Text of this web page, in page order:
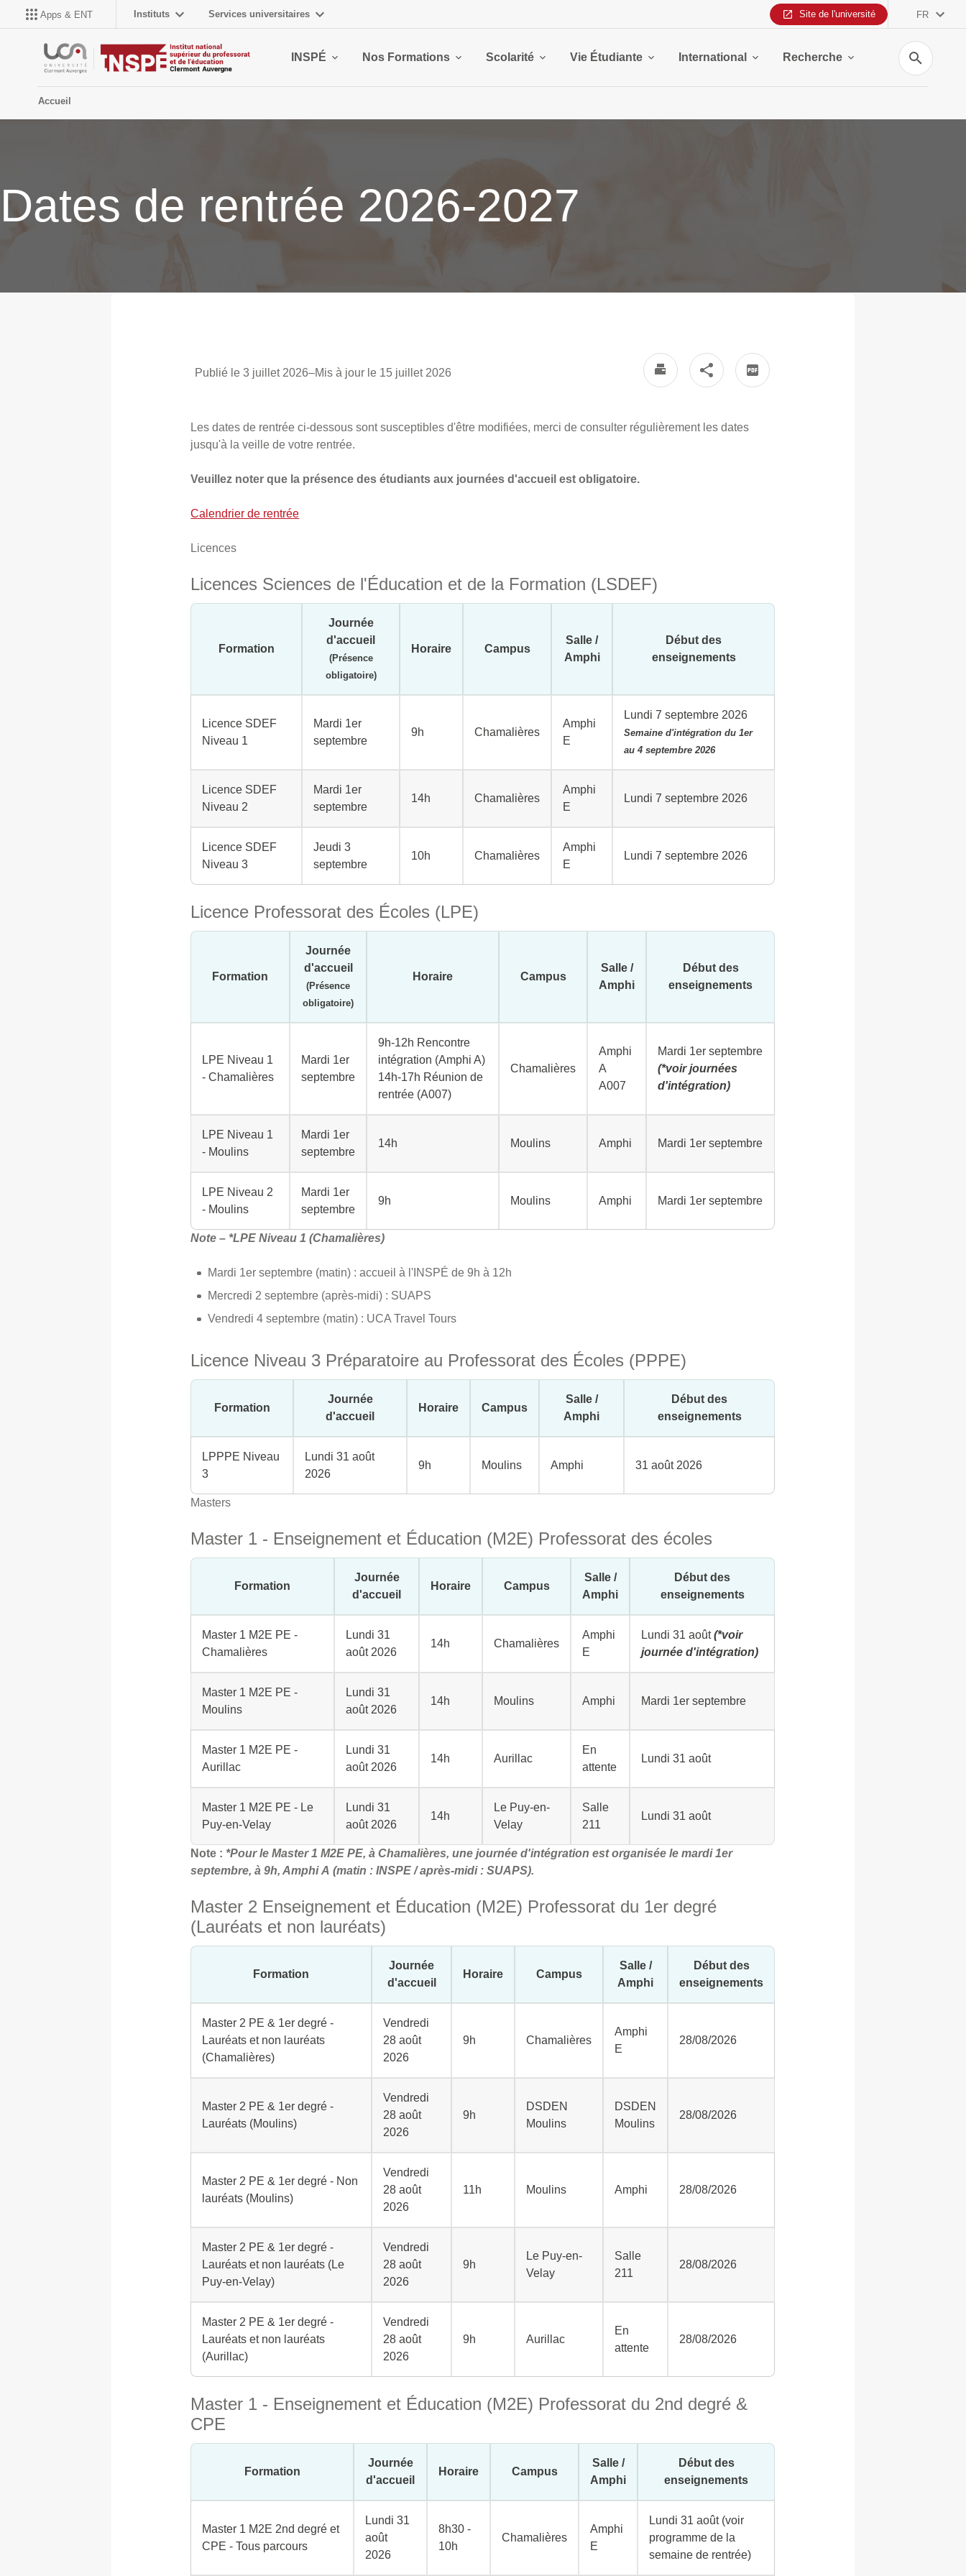
Apps & ENT Instituts Services universitaires Site de l'université FR
INSPÉ Nos Formations Scolarité Vie Étudiante International Recherche
Recherche
Accueil
Dates de rentrée 2026-2027
Publié le 3 juillet 2026–Mis à jour le 15 juillet 2026
Les dates de rentrée ci-dessous sont susceptibles d'être modifiées, merci de consulter régulièrement les dates
jusqu'à la veille de votre rentrée.
Veuillez noter que la présence des étudiants aux journées d'accueil est obligatoire.
Calendrier de rentrée
Licences
Licences Sciences de l'Éducation et de la Formation (LSDEF)
Formation
Journée
d'accueil
(Présence
obligatoire)
Horaire Campus
Salle /
Amphi
Début des
enseignements
Licence SDEF
Niveau 1
Mardi 1er
septembre
9h Chamalières
Amphi
E
Lundi 7 septembre 2026
Semaine d'intégration du 1er
au 4 septembre 2026
Licence SDEF
Niveau 2
Mardi 1er
septembre
14h Chamalières
Amphi
E
Lundi 7 septembre 2026
Licence SDEF
Niveau 3
Jeudi 3
septembre
10h Chamalières
Amphi
E
Lundi 7 septembre 2026
Licence Professorat des Écoles (LPE)
Formation
Journée
d'accueil
(Présence
obligatoire)
Horaire Campus
Salle /
Amphi
Début des
enseignements
LPE Niveau 1
- Chamalières
Mardi 1er
septembre
9h-12h Rencontre
intégration (Amphi A)
14h-17h Réunion de
rentrée (A007)
Chamalières
Amphi
A
A007
Mardi 1er septembre
(*voir journées
d'intégration)
LPE Niveau 1
- Moulins
Mardi 1er
septembre
14h Moulins Amphi Mardi 1er septembre
LPE Niveau 2
- Moulins
Mardi 1er
septembre
9h Moulins Amphi Mardi 1er septembre
Note – *LPE Niveau 1 (Chamalières)
Mardi 1er septembre (matin) : accueil à l'INSPÉ de 9h à 12h
Mercredi 2 septembre (après-midi) : SUAPS
Vendredi 4 septembre (matin) : UCA Travel Tours
Licence Niveau 3 Préparatoire au Professorat des Écoles (PPPE)
Formation
Journée
d'accueil
Horaire Campus
Salle /
Amphi
Début des
enseignements
LPPPE Niveau
3
Lundi 31 août
2026
9h Moulins Amphi 31 août 2026
Masters
Master 1 - Enseignement et Éducation (M2E) Professorat des écoles
Formation
Journée
d'accueil
Horaire Campus
Salle /
Amphi
Début des
enseignements
Master 1 M2E PE -
Chamalières
Lundi 31
août 2026
14h Chamalières
Amphi
E
Lundi 31 août(*voir
journée d'intégration)
Master 1 M2E PE -
Moulins
Lundi 31
août 2026
14h Moulins Amphi Mardi 1er septembre
Master 1 M2E PE -
Aurillac
Lundi 31
août 2026
14h Aurillac
En
attente
Lundi 31 août
Master 1 M2E PE - Le
Puy-en-Velay
Lundi 31
août 2026
14h
Le Puy-en-
Velay
Salle
211
Lundi 31 août
Note : *Pour le Master 1 M2E PE, à Chamalières, une journée d'intégration est organisée le mardi 1er
septembre, à 9h, Amphi A (matin : INSPE / après-midi : SUAPS).
Master 2 Enseignement et Éducation (M2E) Professorat du 1er degré
(Lauréats et non lauréats)
Formation
Journée
d'accueil
Horaire Campus
Salle /
Amphi
Début des
enseignements
Master 2 PE & 1er degré -
Lauréats et non lauréats
(Chamalières)
Vendredi
28 août
2026
9h Chamalières
Amphi
E
28/08/2026
Master 2 PE & 1er degré -
Lauréats (Moulins)
Vendredi
28 août
2026
9h
DSDEN
Moulins
DSDEN
Moulins
28/08/2026
Master 2 PE & 1er degré - Non
lauréats (Moulins)
Vendredi
28 août
2026
11h Moulins Amphi 28/08/2026
Master 2 PE & 1er degré -
Lauréats et non lauréats (Le
Puy-en-Velay)
Vendredi
28 août
2026
9h
Le Puy-en-
Velay
Salle
211
28/08/2026
Master 2 PE & 1er degré -
Lauréats et non lauréats
(Aurillac)
Vendredi
28 août
2026
9h Aurillac
En
attente
28/08/2026
Master 1 - Enseignement et Éducation (M2E) Professorat du 2nd degré &
CPE
Formation
Journée
d'accueil
Horaire Campus
Salle /
Amphi
Début des
enseignements
Master 1 M2E 2nd degré et
CPE - Tous parcours
Lundi 31
août
2026
8h30 -
10h
Chamalières
Amphi
E
Lundi 31 août (voir
programme de la
semaine de rentrée)